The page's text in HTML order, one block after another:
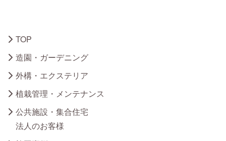
TOP
造園・ガーデニング
外構・エクステリア
植栽管理・メンテナンス
公共施設・集合住宅
法人のお客様